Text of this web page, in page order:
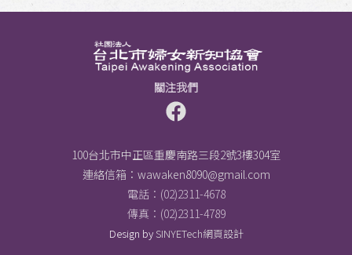
關注我們
100台北市中正區重慶南路三段2號3樓304室
連絡信箱： wawaken8090@gmail.com
電話：(02)2311-4678
傳真：(02)2311-4789
Design by SINYETech網頁設計